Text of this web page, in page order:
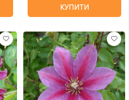
КУПИТИ